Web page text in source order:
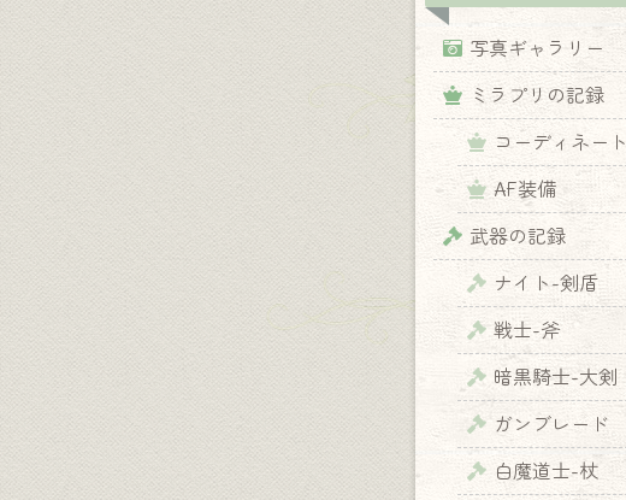
写真ギャラリー
ミラプリの記録
コーディネート
AF装備
武器の記録
ナイト-剣盾
戦士-斧
暗黒騎士-大剣
ガンブレード
白魔道士-杖